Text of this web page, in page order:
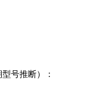
号推断）：